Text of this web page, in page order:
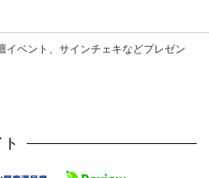
イベント、サインチェキなどプレゼン